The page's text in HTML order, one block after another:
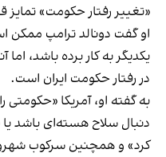
«تغییر رفتار حکومت» تمایز
او گفت دونالد ترامپ ممکن
یکدیگر به کار برده باشد، اما
در رفتار حکومت ایران است.
به گفته او، آمریکا «حکومتی
دنبال سلاح هسته‌ای باشد
کرد» و همچنین سرکوب